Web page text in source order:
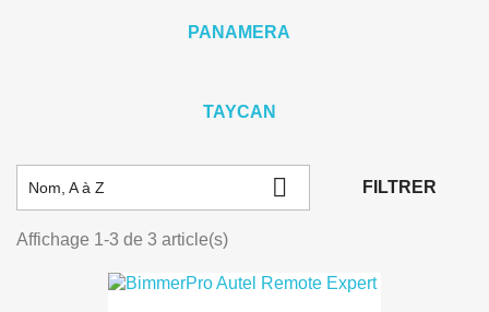
PANAMERA
TAYCAN
Nom, A à Z  FILTRER
Affichage 1-3 de 3 article(s)